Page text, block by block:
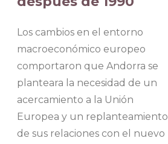
Los cambios en el entorno
macroeconómico europeo
comportaron que Andorra se
planteara la necesidad de un
acercamiento a la Unión
Europea y un replanteamiento
de sus relaciones con el nuevo